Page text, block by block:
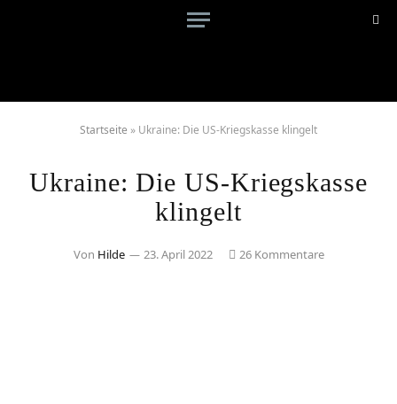
Startseite » Ukraine: Die US-Kriegskasse klingelt
Ukraine: Die US-Kriegskasse
klingelt
Von Hilde 23. April 2022 26 Kommentare